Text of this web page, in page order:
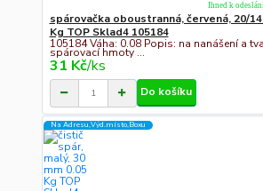
spárovačka oboustranná, červená, 20/14
Kg TOP Sklad4 105184
105184 Váha: 0.08 Popis: na nanášení a
spárovací hmoty ...
31 Kč/ks
Ihned k
Do košíku
Na Adresu,Výd.místo,Boxu